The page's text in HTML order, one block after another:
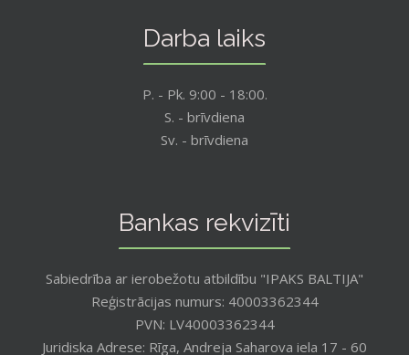
Darba laiks
P. - Pk. 9:00 - 18:00.
S. - brīvdiena
Sv. - brīvdiena
Bankas rekvizīti
Sabiedrība ar ierobežotu atbildību "IPAKS BALTIJA"
Reģistrācijas numurs: 40003362344
PVN: LV40003362344
Juridiska Adrese: Rīga, Andreja Saharova iela 17 - 60